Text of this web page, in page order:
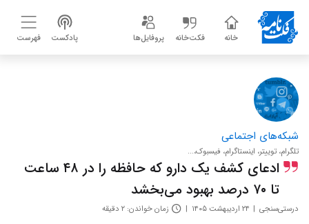
خانه فکت‌خانه پروفایل‌ها پادکست فهرست
شبکه‌های اجتماعی
تلگرام، توییتر، اینستاگرام، فیسبوک،...
ادعای کشف یک دارو که حافظه را در ۴۸ ساعت
تا ۷۰ درصد بهبود می‌بخشد
درستی‌سنجی ۲۴ اردیبهشت ۱۴۰۵ زمان خواندن: ۲ دقیقه